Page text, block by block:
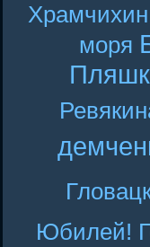
Храмчихин
моря
Юбилей!